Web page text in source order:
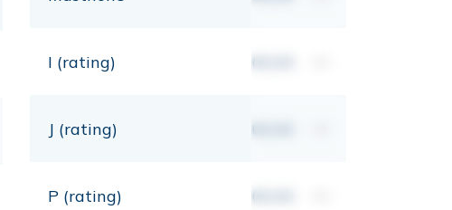
I (rating) 00,00
J (rating) 00,00
P (rating) 00,00